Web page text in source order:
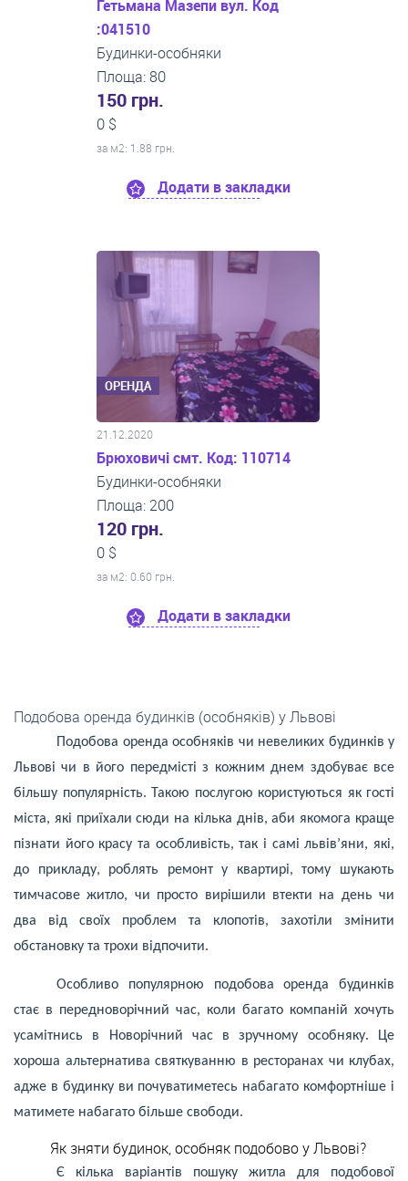
Гетьмана Мазепи вул. Код
:041510
Будинки-особняки
Площа: 80
150 грн.
0 $
за м2: 1.88 грн.
Додати в закладки
ОРЕНДА
21.12.2020
Брюховичі смт. Код: 110714
Будинки-особняки
Площа: 200
120 грн.
0 $
за м2: 0.60 грн.
Додати в закладки
Подобова оренда будинків (особняків) у Львові
Подобова оренда особняків чи невеликих будинків у
Львові чи в його передмісті з кожним днем здобуває все
більшу популярність. Такою послугою користуються як гості
міста, які приїхали сюди на кілька днів, аби якомога краще
пізнати його красу та особливість, так і самі львів’яни, які,
до прикладу, роблять ремонт у квартирі, тому шукають
тимчасове житло, чи просто вирішили втекти на день чи
два від своїх проблем та клопотів, захотіли змінити
обстановку та трохи відпочити.
Особливо популярною подобова оренда будинків
стає в передноворічний час, коли багато компаній хочуть
усамітнись в Новорічний час в зручному особняку. Це
хороша альтернатива святкуванню в ресторанах чи клубах,
адже в будинку ви почуватиметесь набагато комфортніше і
матимете набагато більше свободи.
Як зняти будинок, особняк подобово у Львові?
Є кілька варіантів пошуку житла для подобової